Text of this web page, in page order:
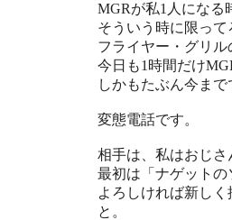
MGRが私1人になる
そういう時に限っ
フライヤー・グリ
今日も1時間だけ
しかもたぶん今まで
変態電話です。
相手は、私はおじ
最初は「ナゲット
よろしければ新し
と。